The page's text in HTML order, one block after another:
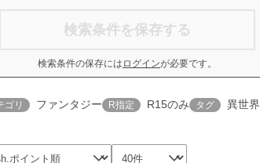
検索条件を保存する
検索条件の保存には ログインが必要です。
ゴリ ファンタジー R指定 R15のみ タグ 異世界